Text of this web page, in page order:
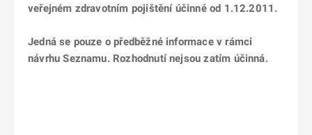
veřejném zdravotním pojištění účinné od 1.12.2011.
Jedná se pouze o předběžné informace v rámci
návrhu Seznamu. Rozhodnutí nejsou zatím účinná.